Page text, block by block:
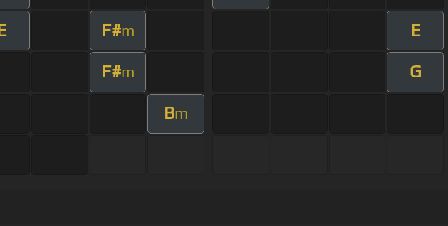
F#m E
F#m G
Bm